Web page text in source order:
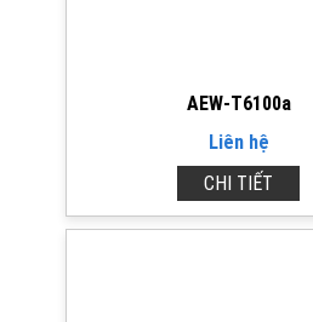
AEW-T6100a
Liên hệ
CHI TIẾT